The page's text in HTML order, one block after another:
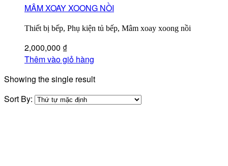
MÂM XOAY XOONG NỒI
Thiết bị bếp, Phụ kiện tủ bếp, Mâm xoay xoong nồi
2,000,000 ₫
Thêm vào giỏ hàng
Showing the single result
Sort By: